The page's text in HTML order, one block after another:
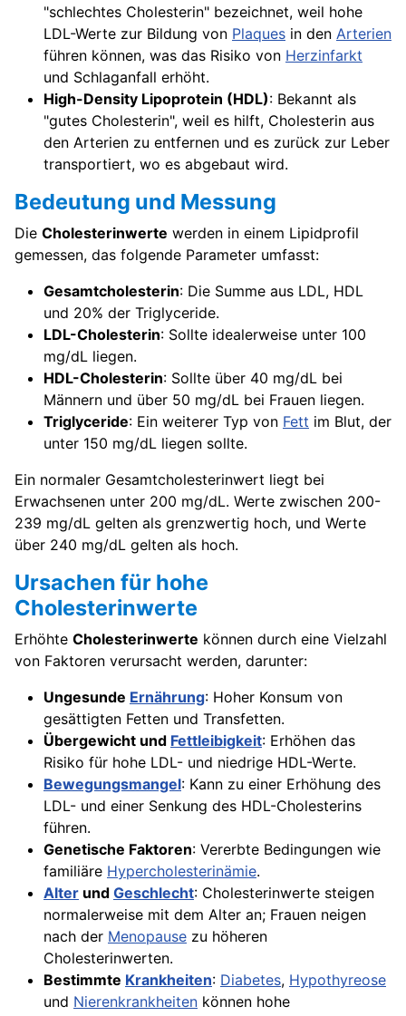
"schlechtes Cholesterin" bezeichnet, weil hohe
LDL-Werte zur Bildung von Plaques in den Arterien
führen können, was das Risiko von Herzinfarkt
und Schlaganfall erhöht.
High-Density Lipoprotein (HDL): Bekannt als
"gutes Cholesterin", weil es hilft, Cholesterin aus
den Arterien zu entfernen und es zurück zur Leber
transportiert, wo es abgebaut wird.
Bedeutung und Messung
Die Cholesterinwerte werden in einem Lipidprofil
gemessen, das folgende Parameter umfasst:
Gesamtcholesterin: Die Summe aus LDL, HDL
und 20% der Triglyceride.
LDL-Cholesterin: Sollte idealerweise unter 100
mg/dL liegen.
HDL-Cholesterin: Sollte über 40 mg/dL bei
Männern und über 50 mg/dL bei Frauen liegen.
Triglyceride: Ein weiterer Typ von Fett im Blut, der
unter 150 mg/dL liegen sollte.
Ein normaler Gesamtcholesterinwert liegt bei
Erwachsenen unter 200 mg/dL. Werte zwischen 200-
239 mg/dL gelten als grenzwertig hoch, und Werte
über 240 mg/dL gelten als hoch.
Ursachen für hohe
Cholesterinwerte
Erhöhte Cholesterinwerte können durch eine Vielzahl
von Faktoren verursacht werden, darunter:
Ungesunde Ernährung: Hoher Konsum von
gesättigten Fetten und Transfetten.
Übergewicht und Fettleibigkeit: Erhöhen das
Risiko für hohe LDL- und niedrige HDL-Werte.
Bewegungsmangel: Kann zu einer Erhöhung des
LDL- und einer Senkung des HDL-Cholesterins
führen.
Genetische Faktoren: Vererbte Bedingungen wie
familiäre Hypercholesterinämie.
Alter und Geschlecht: Cholesterinwerte steigen
normalerweise mit dem Alter an; Frauen neigen
nach der Menopause zu höheren
Cholesterinwerten.
Bestimmte Krankheiten: Diabetes, Hypothyreose
und Nierenkrankheiten können hohe